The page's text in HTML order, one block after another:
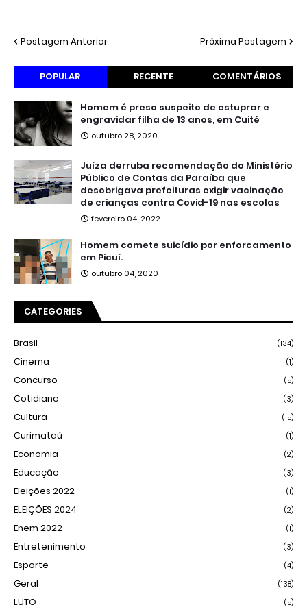
Postagem Anterior Próxima Postagem
POPULAR RECENTE COMENTÁRIOS
Homem é preso suspeito de estuprar e
engravidar filha de 13 anos, em Cuité
outubro 28, 2020
Juíza derruba recomendação do Ministério
Público de Contas da Paraíba que
desobrigava prefeituras exigir vacinação
de crianças contra Covid-19 nas escolas
fevereiro 04, 2022
Homem comete suicídio por enforcamento
em Picuí.
outubro 04, 2020
CATEGORIES
Brasil (134)
Cinema (1)
Concurso (5)
Cotidiano (3)
Cultura (15)
Curimataú (1)
Economia (2)
Educação (3)
Eleições 2022 (1)
ELEIÇÕES 2024 (2)
Enem 2022 (1)
Entretenimento (3)
Esporte (4)
Geral (138)
LUTO (5)